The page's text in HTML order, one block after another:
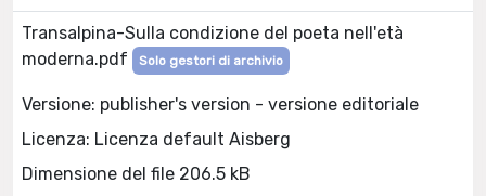
Transalpina-Sulla condizione del poeta nell'età
moderna.pdf
Solo gestori di archivio
Versione: publisher's version - versione editoriale
Licenza: Licenza default Aisberg
Dimensione del file 206.5 kB